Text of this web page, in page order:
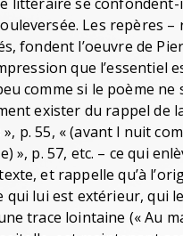
Les repères –
fondent l’oeuvre de
que l’essentiel
comme si le poème
exister du rappel de
p. 55, « (avant l nuit
», p. 57, etc. – ce qui
et rappelle qu’à
lui est extérieur, qui
trace lointaine (« Au